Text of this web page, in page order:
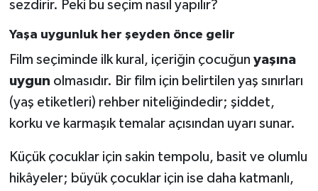
sezdirir. Peki bu seçim nasıl yapılır?
Yaşa uygunluk her şeyden önce gelir
Film seçiminde ilk kural, içeriğin çocuğun yaşına
uygun olmasıdır. Bir film için belirtilen yaş sınırları
(yaş etiketleri) rehber niteliğindedir; şiddet,
korku ve karmaşık temalar açısından uyarı sunar.
Küçük çocuklar için sakin tempolu, basit ve olumlu
hikâyeler; büyük çocuklar için ise daha katmanlı,